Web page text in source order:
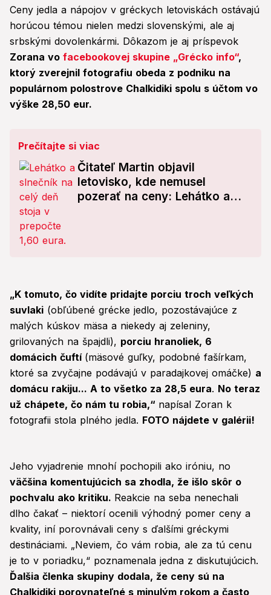
Ceny jedla a nápojov v gréckych letoviskách ostávajú
horúcou témou nielen medzi slovenskými, ale aj
srbskými dovolenkármi. Dôkazom je aj príspevok
Zorana vo facebookovej skupine „Grécko info“,
ktorý zverejnil fotografiu obeda z podniku na
populárnom polostrove Chalkidiki spolu s účtom vo
výške 28,50 eur.
Prečítajte si viac
Čitateľ Martin objavil
letovisko, kde nemusel
pozerať na ceny: Lehátko a
„K tomuto, čo vidíte pridajte porciu troch veľkých
suvlaki (obľúbené grécke jedlo, pozostávajúce z
malých kúskov mäsa a niekedy aj zeleniny,
grilovaných na špajdli), porciu hranoliek, 6
domácich čuftí (mäsové guľky, podobné fašírkam,
ktoré sa zvyčajne podávajú v paradajkovej omáčke) a
domácu rakiju... A to všetko za 28,5 eura. No teraz
už chápete, čo nám tu robia,“ napísal Zoran k
fotografii stola plného jedla. FOTO nájdete v galérii!
Jeho vyjadrenie mnohí pochopili ako iróniu, no
väčšina komentujúcich sa zhodla, že išlo skôr o
pochvalu ako kritiku. Reakcie na seba nenechali
dlho čakať – niektorí ocenili výhodný pomer ceny a
kvality, iní porovnávali ceny s ďalšími gréckymi
destináciami. „Neviem, čo vám robia, ale za tú cenu
je to v poriadku,“ poznamenala jedna z diskutujúcich.
Ďalšia členka skupiny dodala, že ceny sú na
Chalkidiki porovnateľné s minulým rokom a často